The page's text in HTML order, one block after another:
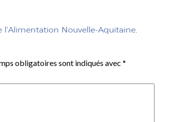
l’Alimentation Nouvelle-Aquitaine.
obligatoires sont indiqués avec*